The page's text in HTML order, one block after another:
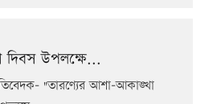
দিবস উপলক্ষে...
"তারণ্যের আশা-আকাঙ্খা